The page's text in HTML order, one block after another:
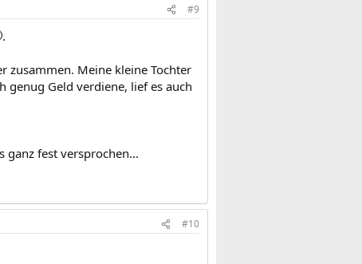
#9
.
zusammen. Meine kleine Tochter
genug Geld verdiene, lief es auch
ganz fest versprochen...
#10